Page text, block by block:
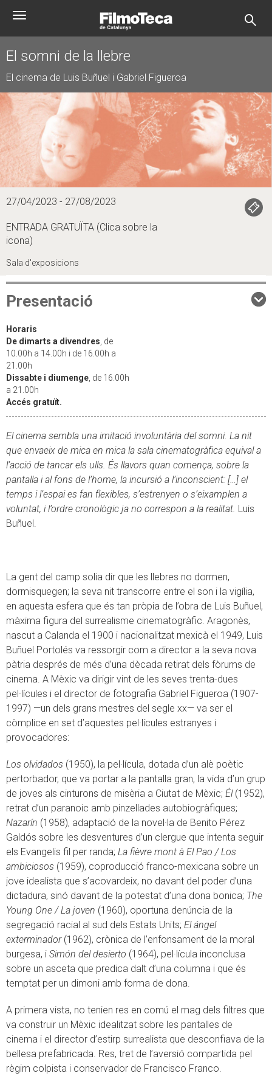
Toggle
El somni de la llebre
El cinema de Luis Buñuel i Gabriel Figueroa
27/04/2023 - 27/08/2023
ENTRADA GRATUÏTA (Clica sobre la
icona)
Sala d'exposicions
Presentació
Horaris
De dimarts a divendres , de
10.00h a 14.00h i de 16.00h a
21.00h
Dissabte i diumenge , de 16.00h
a 21.00h
Accés gratuït.
El cinema sembla una imitació involuntària del somni. La nit
que envaeix de mica en mica la sala cinematogràfica equival a
l’acció de tancar els ulls. És llavors quan comença, sobre la
pantalla i al fons de l’home, la incursió a l’inconscient: […] el
temps i l’espai es fan flexibles, s’estrenyen o s’eixamplen a
voluntat, i l’ordre cronològic ja no correspon a la realitat. Luis
Buñuel.
La gent del camp solia dir que les llebres no dormen,
dormisquegen; la seva nit transcorre entre el son i la vigília,
en aquesta esfera que és tan pròpia de l’obra de Luis Buñuel,
màxima figura del surrealisme cinematogràfic. Aragonès,
nascut a Calanda el 1900 i nacionalitzat mexicà el 1949, Luis
Buñuel Portolés va ressorgir com a director a la seva nova
pàtria després de més d’una dècada retirat dels fòrums de
cinema. A Mèxic va dirigir vint de les seves trenta-dues
pel·lícules i el director de fotografia Gabriel Figueroa (1907-
1997) —un dels grans mestres del segle xx— va ser el
còmplice en set d’aquestes pel·lícules estranyes i
provocadores:
Los olvidados (1950), la pel·lícula, dotada d’un alè poètic
pertorbador, que va portar a la pantalla gran, la vida d’un grup
de joves als cinturons de misèria a Ciutat de Mèxic; Él (1952),
retrat d’un paranoic amb pinzellades autobiogràfiques;
Nazarín (1958), adaptació de la novel·la de Benito Pérez
Galdós sobre les desventures d’un clergue que intenta seguir
els Evangelis fil per randa; La fièvre mont à El Pao / Los
ambiciosos (1959), coproducció franco-mexicana sobre un
jove idealista que s’acovardeix, no davant del poder d’una
dictadura, sinó davant de la potestat d’una dona bonica; The
Young One / La joven (1960), oportuna denúncia de la
segregació racial al sud dels Estats Units; El ángel
exterminador(1962), crònica de l’enfonsament de la moral
burgesa, i Simón del desierto (1964), pel·lícula inconclusa
sobre un asceta que predica dalt d’una columna i que és
temptat per un dimoni amb forma de dona.
A primera vista, no tenien res en comú el mag dels filtres que
va construir un Mèxic idealitzat sobre les pantalles de
cinema i el director d’estirp surrealista que desconfiava de la
bellesa prefabricada. Res, tret de l’aversió compartida pel
règim colpista i conservador de Francisco Franco.